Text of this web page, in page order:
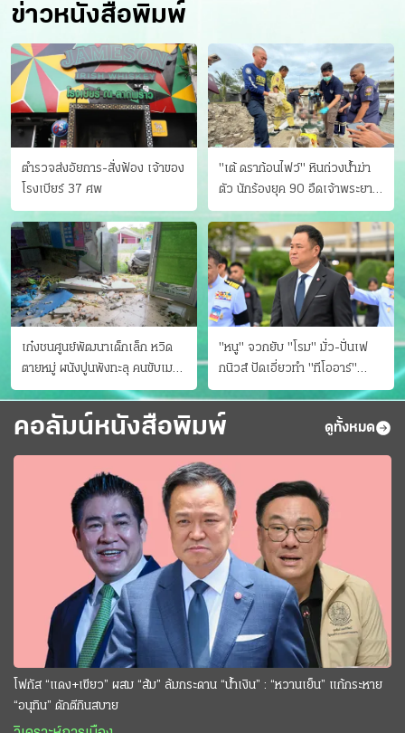
ข่าวหนังสือพิมพ์
ตำรวจส่งอัยการ-สั่งฟ้อง เจ้าของ
โรงเบียร์ 37 ศพ
"เต้ ดราก้อนไฟว์" หินถ่วงน้ำฆ่า
ตัว นักร้องยุค 90 อืดเจ้าพระยา
แฟนหาตัววุ่น เครียดธุรกิจ!
เก๋งชนศูนย์พัฒนาเด็กเล็ก หวิด
ตายหมู่ ผนังปูนพังทะลุ คนขับเมา
ยา
"หนู" จวกยับ "โรม" มั่ว-ปั่นเฟ
กนิวส์ ปัดเอี่ยวทํา "ทีโออาร์"
ต้นทางโกงสอบฉาว
คอลัมน์หนังสือพิมพ์ ดูทั้งหมด
โฟกัส “แดง+เขียว” ผสม “ส้ม” ล้มกระดาน “นํ้าเงิน” : “หวานเย็น” แก้กระหาย
“อนุทิน” ดักตีกินสบาย